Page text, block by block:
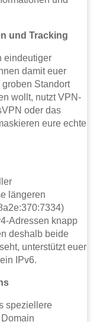
und Tracking
eindeutiger
damit euer
Standort
wollt, nutzt VPN-
oder das
eure echte
längeren
Adressen knapp
deshalb beide
unterstützt euer
IPv6.
speziellere